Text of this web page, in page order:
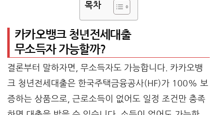
목차
카카오뱅크 청년전세대출
무소득자 가능할까?
결론부터 말하자면, 무소득자도 가능합니다. 카카오뱅
크 청년전세대출은 한국주택금융공사(HF)가 100% 보
증하는 상품으로, 근로소득이 없어도 일정 조건만 충족